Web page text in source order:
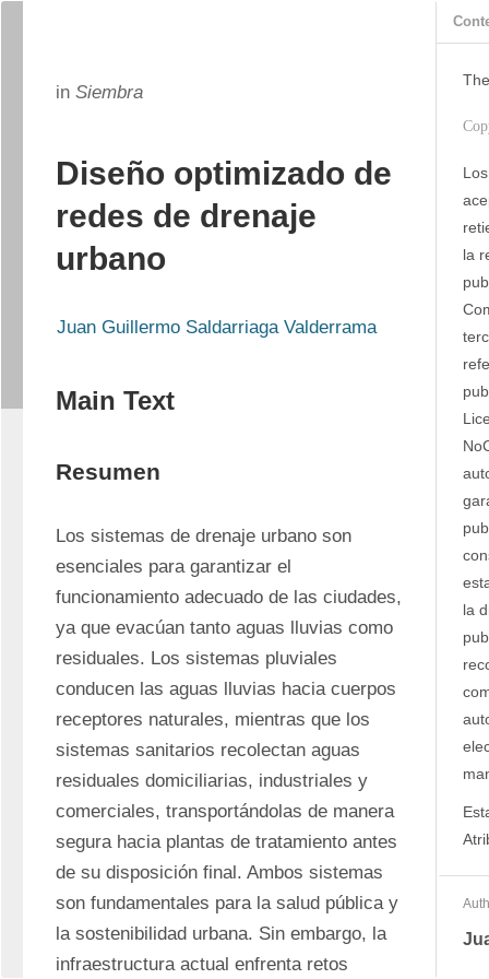
in Siembra
Diseño optimizado de
redes de drenaje
urbano
Juan Guillermo Saldarriaga Valderrama
Main Text
Resumen
Los sistemas de drenaje urbano son
esenciales para garantizar el
funcionamiento adecuado de las ciudades,
ya que evacúan tanto aguas lluvias como
residuales. Los sistemas pluviales
conducen las aguas lluvias hacia cuerpos
receptores naturales, mientras que los
sistemas sanitarios recolectan aguas
residuales domiciliarias, industriales y
comerciales, transportándolas de manera
segura hacia plantas de tratamiento antes
de su disposición final. Ambos sistemas
son fundamentales para la salud pública y
la sostenibilidad urbana. Sin embargo, la
infraestructura actual enfrenta retos
la
la